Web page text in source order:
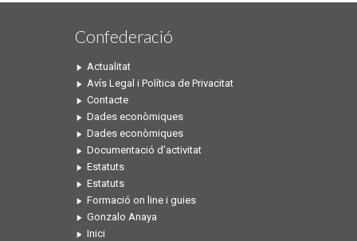
Confederació
Actualitat
Avís Legal i Política de Privacitat
Contacte
Dades econòmiques
Dades econòmiques
Documentació d’activitat
Estatuts
Estatuts
Formació on line i guies
Gonzalo Anaya
Inici